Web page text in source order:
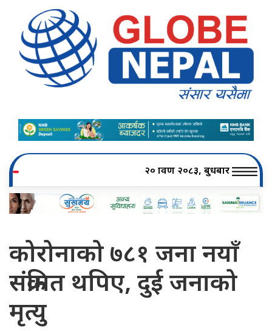
२० श्रावण २०८३, बुधबार
कोरोनाको ७८१ जना नयाँ
संक्रमित थपिए, दुई जनाको
मृत्यु